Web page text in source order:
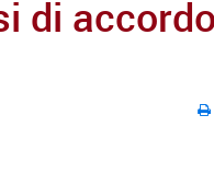
di